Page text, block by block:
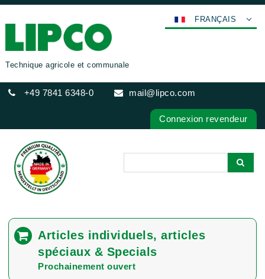
Technique agricole et communale
+49 7841 6348-0 mail@lipco.com
FRANÇAIS
ITALIANO
عربي
PORTUGUÊS
РУССКИЙ
Connexion revendeur
Articles individuels, articles
spéciaux & Specials
Prochainement ouvert